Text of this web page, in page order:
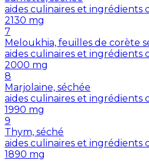
aides culinaires et ingrédients
2130 mg
7
Meloukhia, feuilles de corète
aides culinaires et ingrédients
2000 mg
8
Marjolaine, séchée
aides culinaires et ingrédients
1990 mg
9
Thym, séché
aides culinaires et ingrédients
1890 mg